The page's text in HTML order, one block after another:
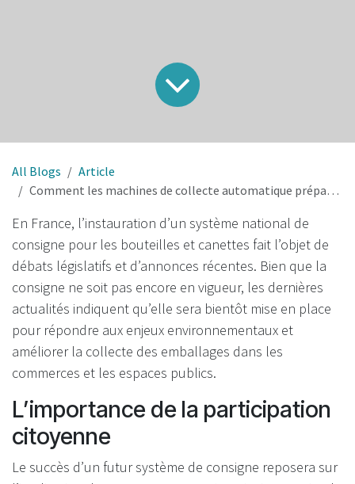
All Blogs
Article
Comment les machines de collecte automatique prépareront la France au retour de la consigne
En France, l’instauration d’un système national de
consigne pour les bouteilles et canettes fait l’objet de
débats législatifs et d’annonces récentes. Bien que la
consigne ne soit pas encore en vigueur, les dernières
actualités indiquent qu’elle sera bientôt mise en place
pour répondre aux enjeux environnementaux et
améliorer la collecte des emballages dans les
commerces et les espaces publics.
L’importance de la participation
citoyenne
Le succès d’un futur système de consigne reposera sur